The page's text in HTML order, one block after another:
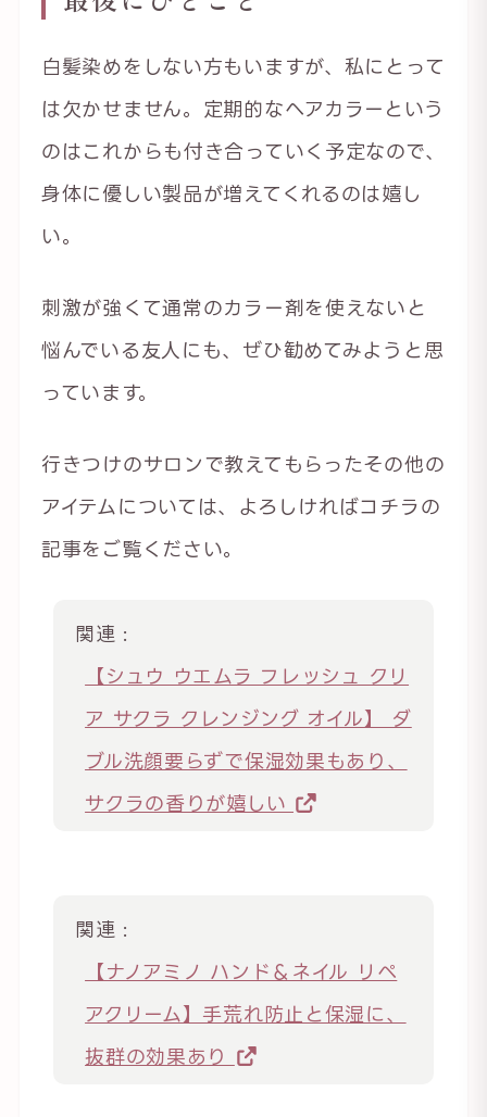
白髪染めをしない方もいますが、私にとって
は欠かせません。定期的なヘアカラーという
のはこれからも付き合っていく予定なので、
身体に優しい製品が増えてくれるのは嬉し
い。
刺激が強くて通常のカラー剤を使えないと
悩んでいる友人にも、ぜひ勧めてみようと思
っています。
行きつけのサロンで教えてもらったその他の
アイテムについては、よろしければコチラの
記事をご覧ください。
関連 :
【シュウ ウエムラ フレッシュ クリ
ア サクラ クレンジング オイル】 ダ
ブル洗顔要らずで保湿効果もあり、
サクラの香りが嬉しい
関連 :
【ナノアミノ ハンド＆ネイル リペ
アクリーム】手荒れ防止と保湿に、
抜群の効果あり